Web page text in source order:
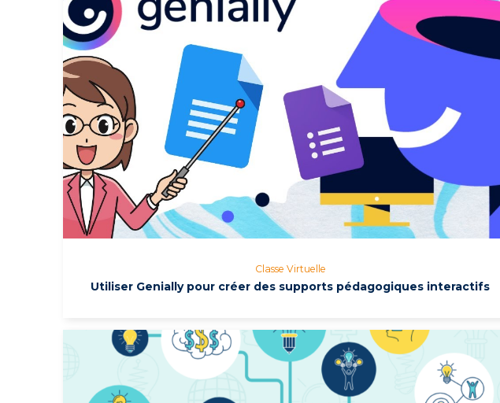
Classe Virtuelle
Utiliser Genially pour créer des supports pédagogiques interactifs